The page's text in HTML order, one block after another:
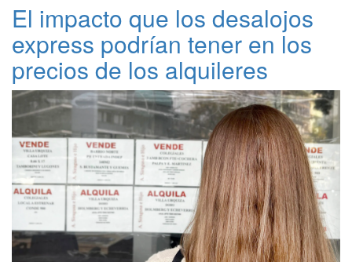
El impacto que los desalojos
express podrían tener en los
precios de los alquileres